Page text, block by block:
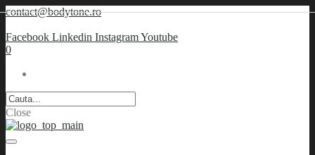
contact@bodytone.ro
Facebook Linkedin InstagramYoutube
0
Close